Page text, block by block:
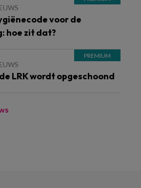
voor de
hoe zit dat?
LRK wordt opgeschoond